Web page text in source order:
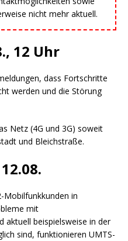
nicht mehr aktuell.
12 Uhr
dass Fortschritte
werden und die Störung
Netz (4G und 3G) soweit
und Bleichstraße.
Mobilfunkkunden in
mit
aktuell beispielsweise in der
sind, funktionieren UMTS-